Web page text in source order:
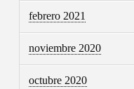
febrero 2021
noviembre 2020
octubre 2020